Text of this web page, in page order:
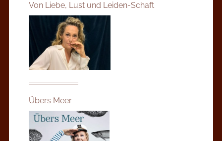
Von Liebe, Lust und Leiden-Schaft
Übers Meer